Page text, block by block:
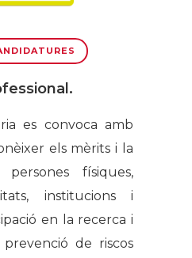
es convoca amb
els mèrits i la
físiques,
institucions i
en la recerca i
de riscos